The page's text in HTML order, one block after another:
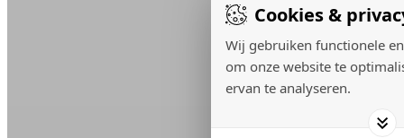
Cookies &
Wij gebruiken functionele
om onze website te
ervan te analyseren.